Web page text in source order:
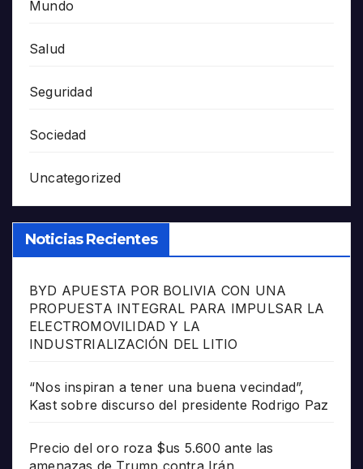
Mundo
Salud
Seguridad
Sociedad
Uncategorized
Noticias Recientes
BYD APUESTA POR BOLIVIA CON UNA
PROPUESTA INTEGRAL PARA IMPULSAR LA
ELECTROMOVILIDAD Y LA
INDUSTRIALIZACIÓN DEL LITIO
“Nos inspiran a tener una buena vecindad”,
Kast sobre discurso del presidente Rodrigo Paz
Precio del oro roza $us 5.600 ante las
amenazas de Trump contra Irán